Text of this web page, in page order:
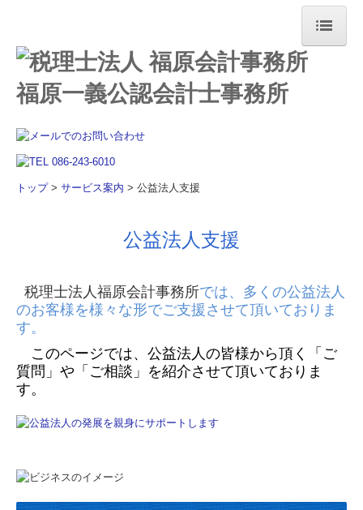
トップ
事務所案内
サービス案内
料金表
募集要項
トップ> サービス案内 > 公益法人支援
公益法人支援
税理士法人福原会計事務所では、多くの公益法人
のお客様を様々な形でご支援させて頂いておりま
す。
このページでは、公益法人の皆様から頂く「ご
質問」や「ご相談」を紹介させて頂いておりま
す。